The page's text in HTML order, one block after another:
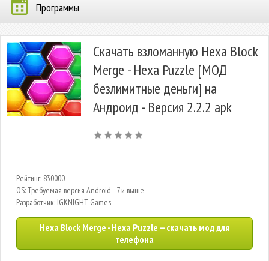
Программы
Скачать взломанную Hexa Block
Merge - Hexa Puzzle [МОД
безлимитные деньги] на
Андроид - Версия 2.2.2 apk
Рейтинг: 830000
OS: Требуемая версия Android - 7 и выше
Разработчик: IGKNIGHT Games
Hexa Block Merge - Hexa Puzzle — скачать мод для
телефона